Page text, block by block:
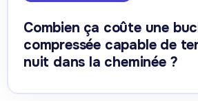
Combien ça coûte une
compressée capable de
nuit dans la cheminée ?